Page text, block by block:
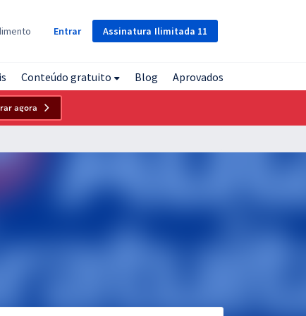
Assinatura Ilimitada 11
Entrar
Conteúdo gratuito Blog Aprovados
agora